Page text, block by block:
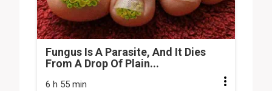
Fungus Is A Parasite, And It Dies
From A Drop Of Plain...
6 h 55 min